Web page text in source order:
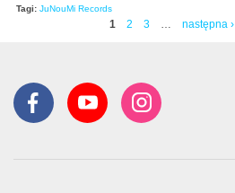
Tagi: JuNouMi Records
1 2 3 … następna ›